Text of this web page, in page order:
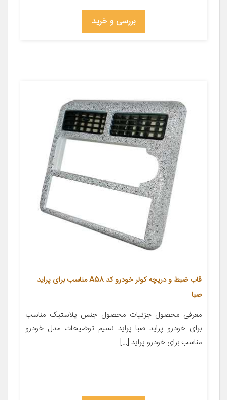
بررسی و خرید
قاب ضبط و دریچه کولر خودرو کد A58 مناسب برای پراید
صبا
معرفی محصول جزئیات محصول جنس پلاستیک مناسب
برای خودرو پراید صبا پراید نسیم توضیحات مدل خودرو
مناسب برای خودرو پراید […]